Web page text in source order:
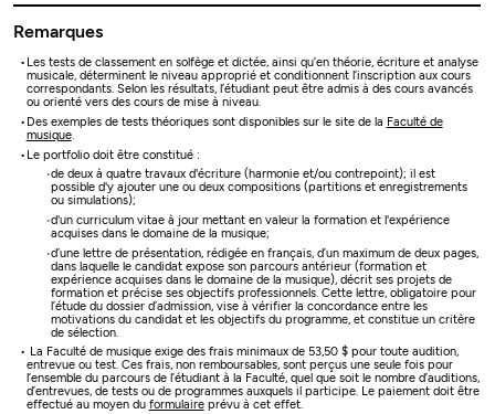
Remarques
Les tests de classement en solfège et dictée, ainsi qu’en théorie, écriture et analyse
musicale, déterminent le niveau approprié et conditionnent l’inscription aux cours
correspondants. Selon les résultats, l’étudiant peut être admis à des cours avancés
ou orienté vers des cours de mise à niveau.
Des exemples de tests théoriques sont disponibles sur le site de la Faculté de
musique.
Le portfolio doit être constitué :
de deux à quatre travaux d'écriture (harmonie et/ou contrepoint); il est
possible d'y ajouter une ou deux compositions (partitions et enregistrements
ou simulations);
d'un curriculum vitae à jour mettant en valeur la formation et l'expérience
acquises dans le domaine de la musique;
d’une lettre de présentation, rédigée en français, d’un maximum de deux pages,
dans laquelle le candidat expose son parcours antérieur (formation et
expérience acquises dans le domaine de la musique), décrit ses projets de
formation et précise ses objectifs professionnels. Cette lettre, obligatoire pour
l’étude du dossier d’admission, vise à vérifier la concordance entre les
motivations du candidat et les objectifs du programme, et constitue un critère
de sélection.
La Faculté de musique exige des frais minimaux de 53,50 $ pour toute audition,
entrevue ou test. Ces frais, non remboursables, sont perçus une seule fois pour
l’ensemble du parcours de l’étudiant à la Faculté, quel que soit le nombre d’auditions,
d’entrevues, de tests ou de programmes auxquels il participe. Le paiement doit être
effectué au moyen du formulaireprévu à cet effet.